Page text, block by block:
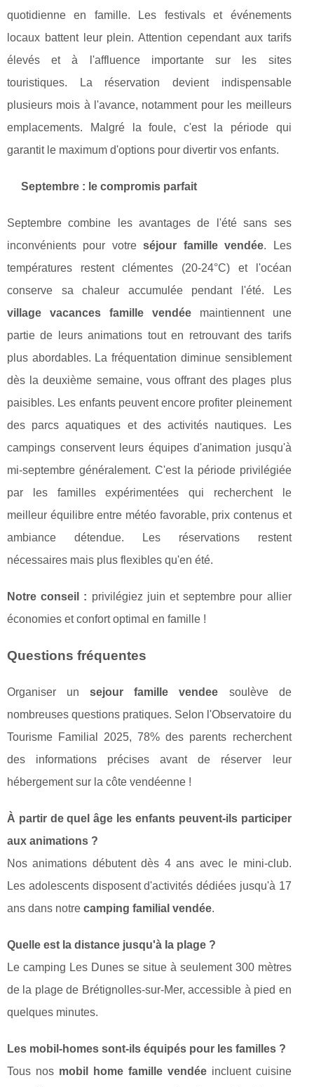
quotidienne en famille. Les festivals et événements
locaux battent leur plein. Attention cependant aux tarifs
élevés et à l'affluence importante sur les sites
touristiques. La réservation devient indispensable
plusieurs mois à l'avance, notamment pour les meilleurs
emplacements. Malgré la foule, c'est la période qui
garantit le maximum d'options pour divertir vos enfants.
Septembre : le compromis parfait
Septembre combine les avantages de l'été sans ses
inconvénients pour votreséjour famille vendée. Les
températures restent clémentes (20-24°C) et l'océan
conserve sa chaleur accumulée pendant l'été. Les
village vacances famille vendéemaintiennent une
partie de leurs animations tout en retrouvant des tarifs
plus abordables. La fréquentation diminue sensiblement
dès la deuxième semaine, vous offrant des plages plus
paisibles. Les enfants peuvent encore profiter pleinement
des parcs aquatiques et des activités nautiques. Les
campings conservent leurs équipes d'animation jusqu'à
mi-septembre généralement. C'est la période privilégiée
par les familles expérimentées qui recherchent le
meilleur équilibre entre météo favorable, prix contenus et
ambiance détendue. Les réservations restent
nécessaires mais plus flexibles qu'en été.
Notre conseil : privilégiez juin et septembre pour allier
économies et confort optimal en famille !
Questions fréquentes
Organiser unsejour famille vendee soulève de
nombreuses questions pratiques. Selon l'Observatoire du
Tourisme Familial 2025, 78% des parents recherchent
des informations précises avant de réserver leur
hébergement sur la côte vendéenne !
À partir de quel âge les enfants peuvent-ils participer
aux animations ?
Nos animations débutent dès 4 ans avec le mini-club.
Les adolescents disposent d'activités dédiées jusqu'à 17
ans dans notre camping familial vendée.
Quelle est la distance jusqu'à la plage ?
Le camping Les Dunes se situe à seulement 300 mètres
de la plage de Brétignolles-sur-Mer, accessible à pied en
quelques minutes.
Les mobil-homes sont-ils équipés pour les familles ?
Tous nos mobil home famille vendéeincluent cuisine